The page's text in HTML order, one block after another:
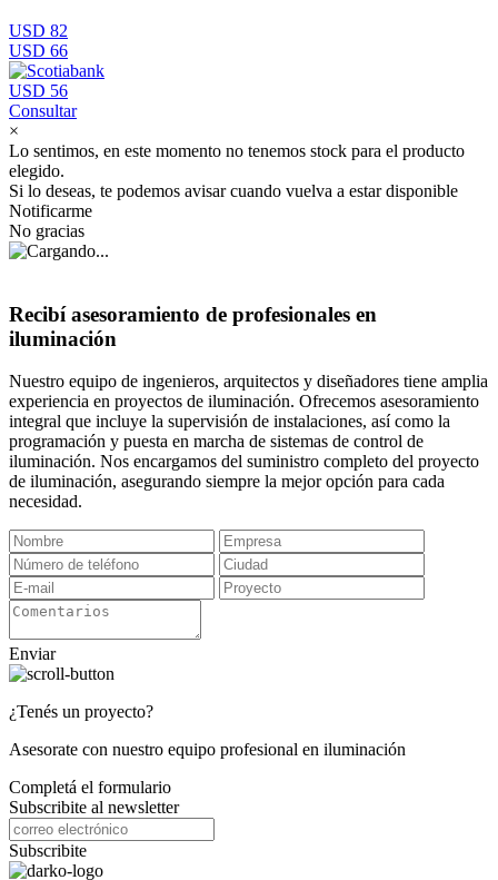
USD 82
USD 66
USD 56
Consultar
×
Lo sentimos, en este momento no tenemos stock para el producto
elegido.
Si lo deseas, te podemos avisar cuando vuelva a estar disponible
Notificarme
No gracias
Recibí asesoramiento de profesionales en
iluminación
Nuestro equipo de ingenieros, arquitectos y diseñadores tiene amplia
experiencia en proyectos de iluminación. Ofrecemos asesoramiento
integral que incluye la supervisión de instalaciones, así como la
programación y puesta en marcha de sistemas de control de
iluminación. Nos encargamos del suministro completo del proyecto
de iluminación, asegurando siempre la mejor opción para cada
necesidad.
Enviar
¿Tenés un proyecto?
Asesorate con nuestro equipo profesional en iluminación
Completá el formulario
Subscribite al newsletter
Subscribite